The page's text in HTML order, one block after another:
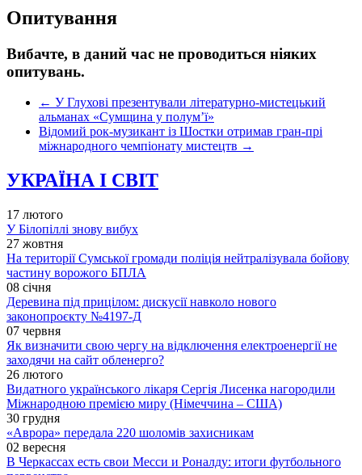
Опитування
Вибачте, в даний час не проводиться ніяких
опитувань.
← У Глухові презентували літературно-мистецький
альманах «Сумщина у полум’ї»
Відомий рок-музикант із Шостки отримав гран-прі
міжнародного чемпіонату мистецтв →
УКРАЇНА І СВІТ
17 лютого
У Білопіллі знову вибух
27 жовтня
На території Сумської громади поліція нейтралізувала бойову
частину ворожого БПЛА
08 січня
Деревина під прицілом: дискусії навколо нового
законопроєкту №4197-Д
07 червня
Як визначити свою чергу на відключення електроенергії не
заходячи на сайт обленерго?
26 лютого
Видатного українського лікаря Сергія Лисенка нагородили
Міжнародною премією миру (Німеччина – США)
30 грудня
«Аврора» передала 220 шоломів захисникам
02 вересня
В Черкассах есть свои Месси и Роналду: итоги футбольного